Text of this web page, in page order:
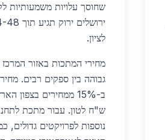
שחוסך עלויות משמעותיות
לציון.
ש"ח לטון. עבור מתכת